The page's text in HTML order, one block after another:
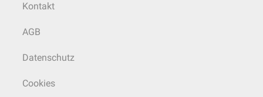
Kontakt
AGB
Datenschutz
Cookies